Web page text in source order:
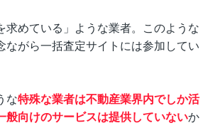
求めている」ような業者。このような
ながら一括査定サイトには参加してい
な特殊な業者は不動産業界内でしか活
般向けのサービスは提供していないか